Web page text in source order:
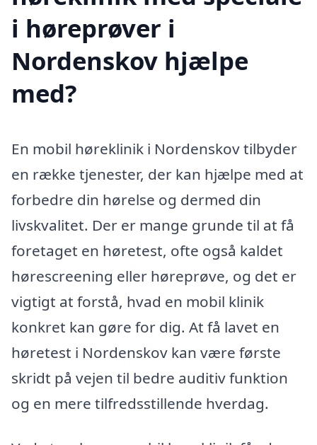
i høreprøver i
Nordenskov hjælpe
med?
En mobil høreklinik i Nordenskov tilbyder
en række tjenester, der kan hjælpe med at
forbedre din hørelse og dermed din
livskvalitet. Der er mange grunde til at få
foretaget en høretest, ofte også kaldet
hørescreening eller høreprøve, og det er
vigtigt at forstå, hvad en mobil klinik
konkret kan gøre for dig. At få lavet en
høretest i Nordenskov kan være første
skridt på vejen til bedre auditiv funktion
og en mere tilfredsstillende hverdag.